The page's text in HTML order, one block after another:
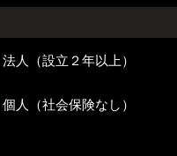
法人（設立２年以上）
個人（社会保険なし）